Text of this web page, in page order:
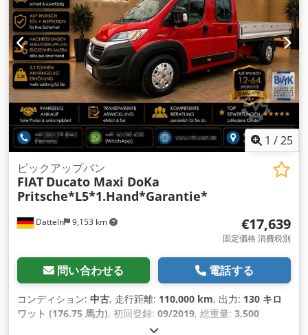
1 /25
Datteln 9,153 km
ピックアップバン
FIAT Ducato Maxi DoKa
Pritsche*L5*1.Hand*Garantie*
€17,639
固定価格 消費税別
問い合わせる 電話する
コンディション: 中古, 走行距離: 110,000 km, 出力: 130 キロ
ワット (176.75 馬力), 初回登録: 09/2019, 総重量: 3,500
, 変速方式: